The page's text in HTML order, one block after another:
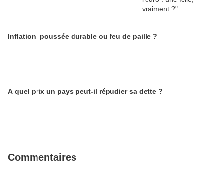
Inflation, poussée durable ou feu de paille ?
A quel prix un pays peut-il répudier sa dette ?
Commentaires